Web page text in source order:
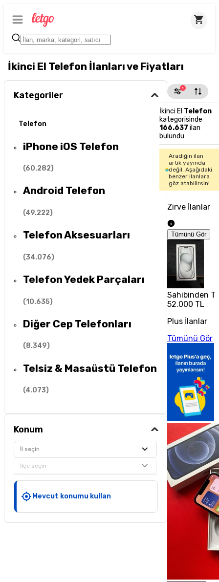
İkinci El Telefon İlanları ve Fiyatları
Kategoriler
Telefon
iPhone iOS Telefon
(60.282)
Android Telefon
(49.222)
Telefon Aksesuarları
(34.076)
Telefon Yedek Parçaları
(10.635)
Diğer Cep Telefonları
(8.349)
Telsiz & Masaüstü Telefon
(4.073)
Konum
İl seçin
İlçe seçin
Mevcut konumu kullan
1
İkinci El Telefon
kategorisinde
166.637 ilan
bulundu
Aradığın ilan
artık yayında
değil. Aşağıdaki
benzer ilanlara
göz atabilirsin!
Zirve İlanlar
Tümünü Gör
Sahibinden
52.000 TL
Plus İlanlar
Tümünü Gör